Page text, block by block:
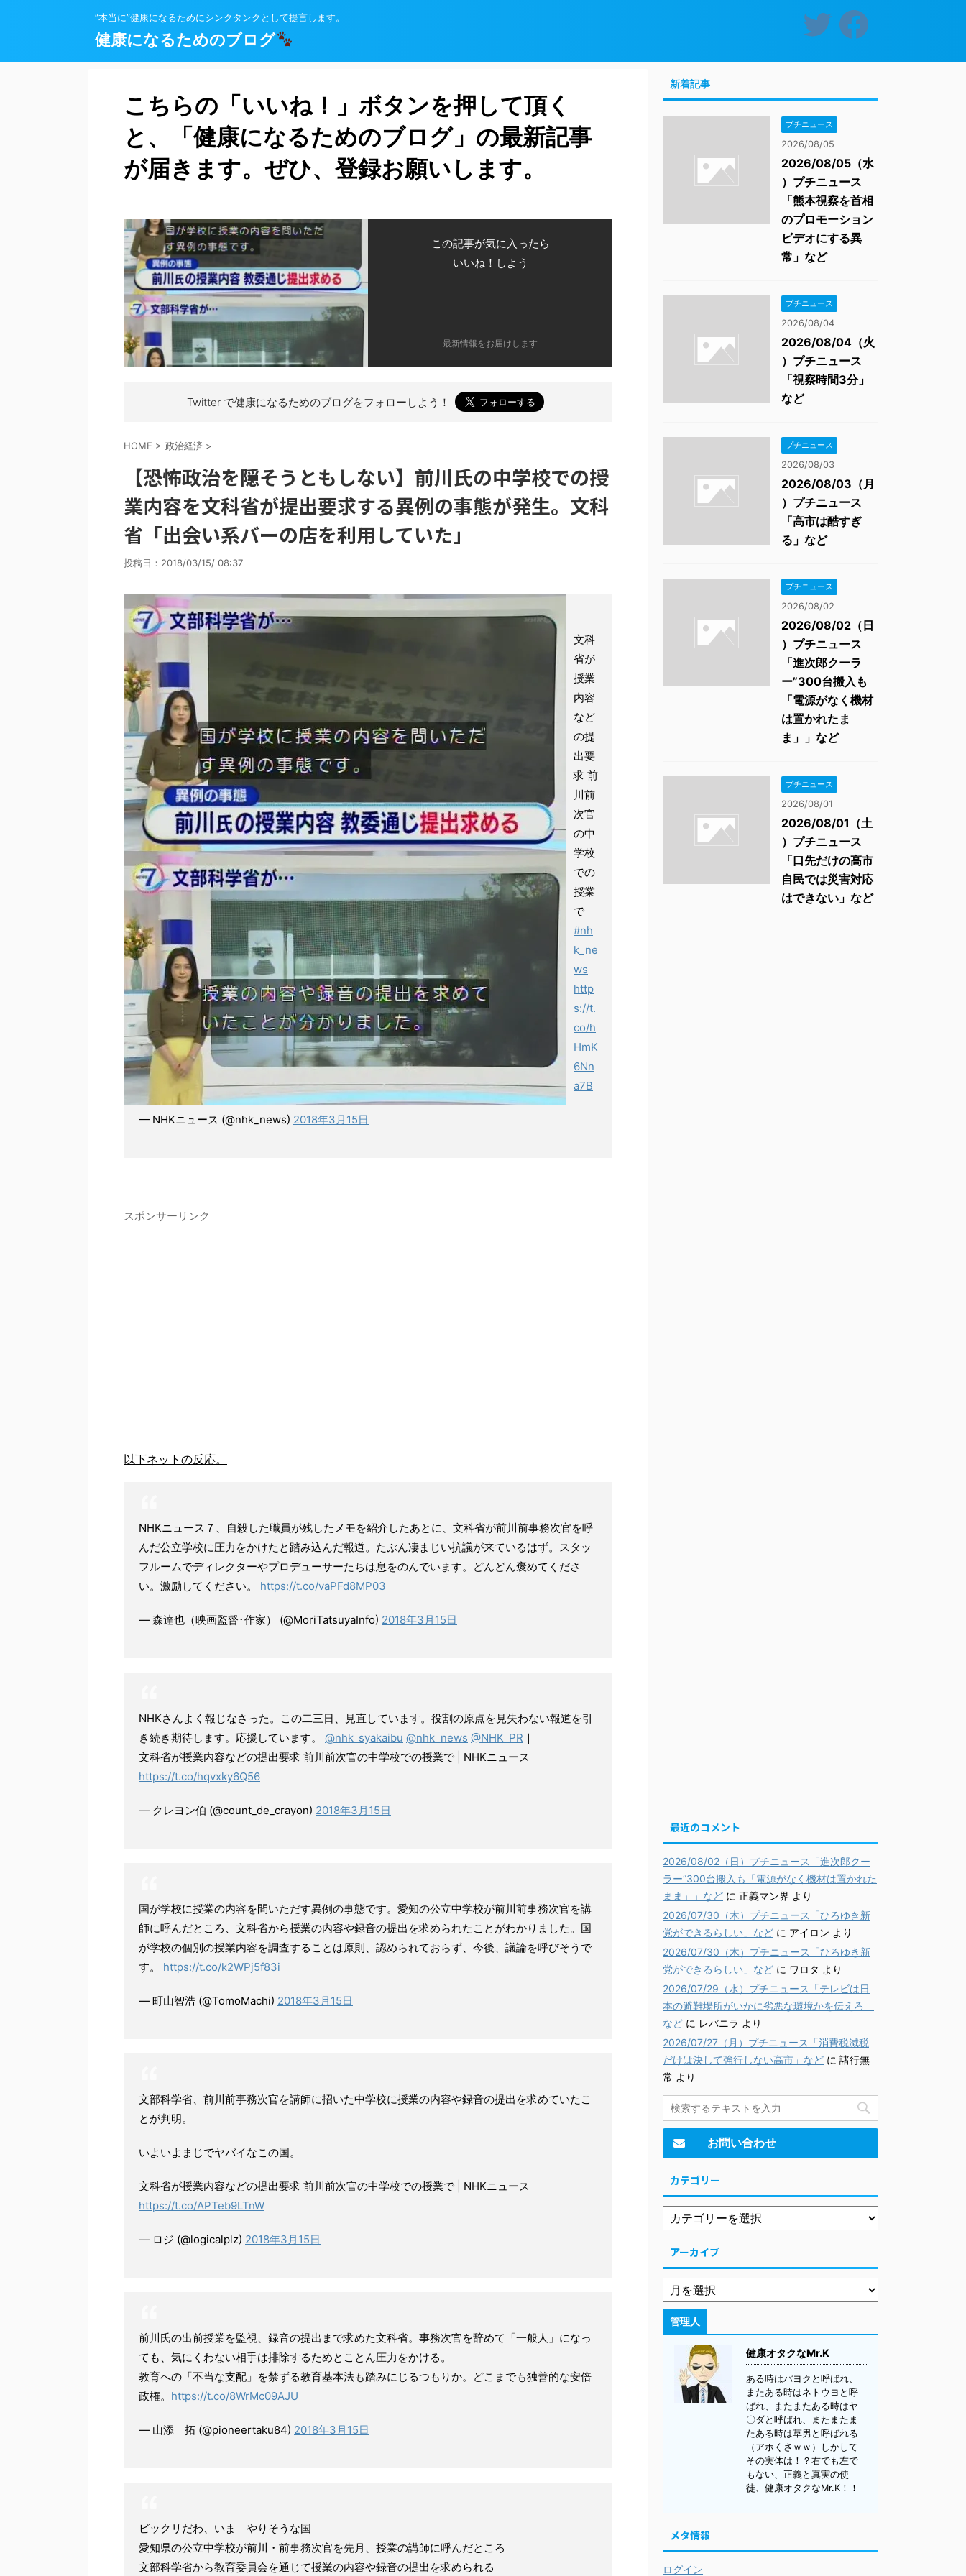
”本当に”健康になるためにシンクタンクとして提言します。
健康になるためのブログ
こちらの「いいね！」ボタンを押して頂く
と、「健康になるためのブログ」の最新記事
が届きます。ぜひ、登録お願いします。
この記事が気に入ったら
いいね！しよう
最新情報をお届けします
Twitter で健康になるためのブログをフォローしよう！
HOME > 政治経済 >
【恐怖政治を隠そうともしない】前川氏の中学校での授
業内容を文科省が提出要求する異例の事態が発生。文科
省「出会い系バーの店を利用していた」
投稿日： 2018/03/15/ 08:37
文科
省が
授業
内容
など
の提
出要
求 前
川前
次官
の中
学校
での
授業
で
#nh
k_ne
ws
http
s://t.
co/h
HmK
6Nn
a7B
— NHKニュース (@nhk_news) 2018年3月15日
スポンサーリンク
以下ネットの反応。
NHKニュース７、自殺した職員が残したメモを紹介したあとに、文科省が前川前事務次官を呼
んだ公立学校に圧力をかけたと踏み込んだ報道。たぶん凄まじい抗議が来ているはず。スタッ
フルームでディレクターやプロデューサーたちは息をのんでいます。どんどん褒めてくださ
い。激励してください。 https://t.co/vaPFd8MP03
— 森達也（映画監督･作家） (@MoriTatsuyaInfo) 2018年3月15日
NHKさんよく報じなさった。この二三日、見直しています。役割の原点を見失わない報道を引
き続き期待します。応援しています。 @nhk_syakaibu @nhk_news @NHK_PR ｜
文科省が授業内容などの提出要求 前川前次官の中学校での授業で | NHKニュース
https://t.co/hqvxky6Q56
— クレヨン伯 (@count_de_crayon) 2018年3月15日
国が学校に授業の内容を問いただす異例の事態です。愛知の公立中学校が前川前事務次官を講
師に呼んだところ、文科省から授業の内容や録音の提出を求められたことがわかりました。国
が学校の個別の授業内容を調査することは原則、認められておらず、今後、議論を呼びそうで
す。 https://t.co/k2WPj5f83i
— 町山智浩 (@TomoMachi) 2018年3月15日
文部科学省、前川前事務次官を講師に招いた中学校に授業の内容や録音の提出を求めていたこ
とが判明。
いよいよまじでヤバイなこの国。
文科省が授業内容などの提出要求 前川前次官の中学校での授業で | NHKニュース
https://t.co/APTeb9LTnW
— ロジ (@logicalplz) 2018年3月15日
前川氏の出前授業を監視、録音の提出まで求めた文科省。事務次官を辞めて「一般人」になっ
ても、気にくわない相手は排除するためとことん圧力をかける。
教育への「不当な支配」を禁ずる教育基本法も踏みにじるつもりか。どこまでも独善的な安倍
政権。 https://t.co/8WrMc09AJU
— 山添 拓 (@pioneertaku84) 2018年3月15日
ビックリだわ、いま やりそうな国
愛知県の公立中学校が前川・前事務次官を先月、授業の講師に呼んだところ
文部科学省から教育委員会を通じて授業の内容や録音の提出を求められる
新着記事
プチニュース
2026/08/05
2026/08/05（水
）プチニュース
「熊本視察を首相
のプロモーション
ビデオにする異
常」など
プチニュース
2026/08/04
2026/08/04（火
）プチニュース
「視察時間3分」
など
プチニュース
2026/08/03
2026/08/03（月
）プチニュース
「高市は酷すぎ
る」など
プチニュース
2026/08/02
2026/08/02（日
）プチニュース
「進次郎クーラ
ー”300台搬入も
「電源がなく機材
は置かれたま
ま」」など
プチニュース
2026/08/01
2026/08/01（土
）プチニュース
「口先だけの高市
自民では災害対応
はできない」など
最近のコメント
2026/08/02（日）プチニュース「進次郎クー
ラー”300台搬入も「電源がなく機材は置かれた
まま」」など に 正義マン界 より
2026/07/30（木）プチニュース「ひろゆき新
党ができるらしい」など に アイロン より
2026/07/30（木）プチニュース「ひろゆき新
党ができるらしい」など に ワロタ より
2026/07/29（水）プチニュース「テレビは日
本の避難場所がいかに劣悪な環境かを伝えろ」
など に レバニラ より
2026/07/27（月）プチニュース「消費税減税
だけは決して強行しない高市」など に 諸行無
常 より
お問い合わせ
カテゴリー
アーカイブ
管理人
健康オタクなMr.K
ある時はパヨクと呼ばれ、
またある時はネトウヨと呼
ばれ、またまたある時はヤ
〇ダと呼ばれ、またまたま
たある時は草男と呼ばれる
（アホくさｗｗ）しかして
その実体は！？右でも左で
もない、正義と真実の使
徒、健康オタクなMr.K！！
メタ情報
ログイン